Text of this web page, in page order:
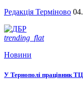
Редакція Терміново
trending_flat
Новини
У Тернополі працівник